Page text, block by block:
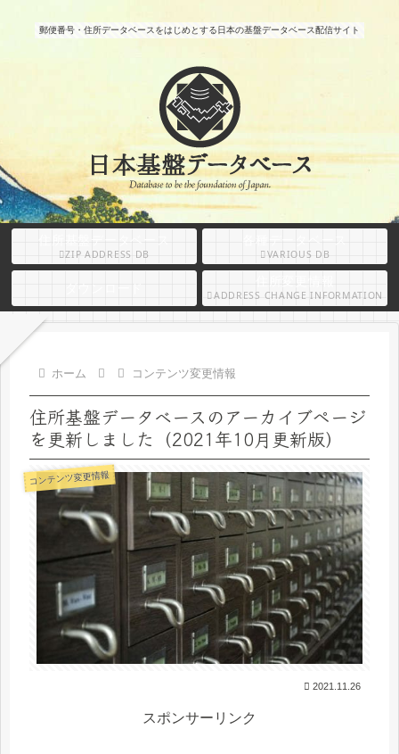
郵便番号・住所データベースをはじめとする日本の基盤データベース配信サイト
住所基盤データベース
ZIP ADDRESS DB VARIOUS DB
ADDRESS CHANGE INFORMATION
ホーム コンテンツ変更情報
住所基盤データベースのアーカイブページ
を更新しました（2021年10月更新版）
コンテンツ変更情報
2021.11.26
スポンサーリンク